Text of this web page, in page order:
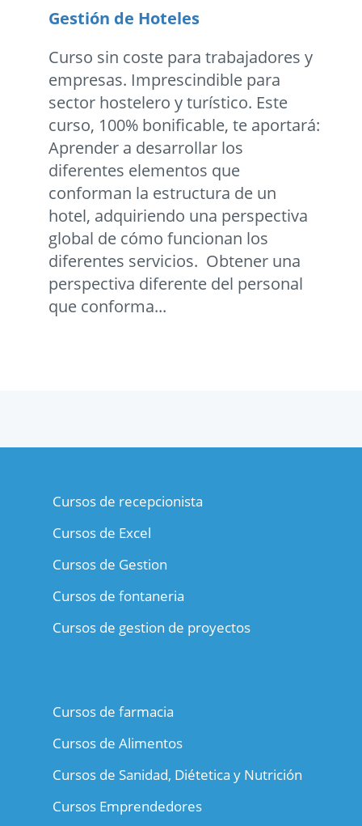
Gestión de Hoteles
Curso sin coste para trabajadores y
empresas. Imprescindible para
sector hostelero y turístico. Este
curso, 100% bonificable, te aportará:
Aprender a desarrollar los
diferentes elementos que
conforman la estructura de un
hotel, adquiriendo una perspectiva
global de cómo funcionan los
diferentes servicios. Obtener una
perspectiva diferente del personal
que conforma...
Cursos de recepcionista
Cursos de Excel
Cursos de Gestion
Cursos de fontaneria
Cursos de gestion de proyectos
Cursos de farmacia
Cursos de Alimentos
Cursos de Sanidad, Diétetica y Nutrición
Cursos Emprendedores